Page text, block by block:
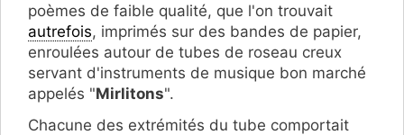
poèmes de faible qualité, que l'on trouvait
autrefois, imprimés sur des bandes de papier,
enroulées autour de tubes de roseau creux
servant d'instruments de musique bon marché
appelés "Mirlitons".
Chacune des extrémités du tube comportait